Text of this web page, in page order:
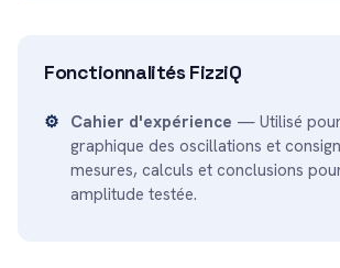
Fonctionnalités FizziQ
Cahier d'expérience — Utilisé
graphique des oscillations et
mesures, calculs et conclusions
amplitude testée.